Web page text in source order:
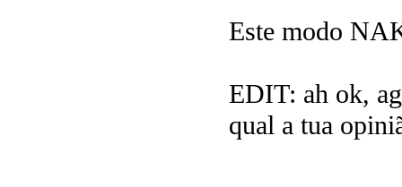
Este modo
EDIT: ah ok,
qual a tua